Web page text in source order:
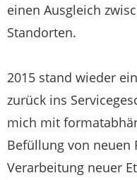
einen Ausgleich
Standorten.
2015 stand wieder
zurück ins
mich mit
Befüllung von neuen
Verarbeitung neuer